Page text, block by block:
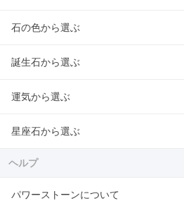
石の色から選ぶ
誕生石から選ぶ
運気から選ぶ
星座石から選ぶ
ヘルプ
パワーストーンについて